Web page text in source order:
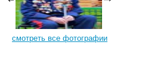
смотреть все фотографии